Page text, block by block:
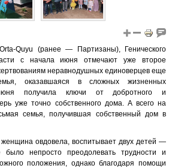
Quyu (ранее — Партизаны), Генического
с начала июня отмечают уже второе
неравнодушных единоверцев еще
оказавшаяся в сложных жизненных
получила ключи от добротного и
уже точно собственного дома. А всего на
семья, получившая собственный дом в
овдовела, воспитывает двух детей —
непросто преодолевать трудности и
положения, однако благодаря помощи